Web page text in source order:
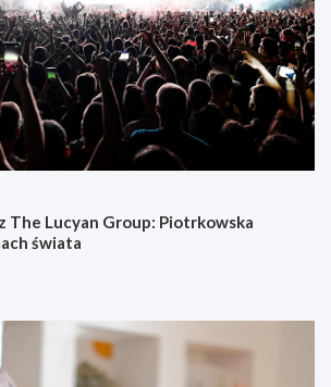
The Lucyan Group: Piotrkowska
świata